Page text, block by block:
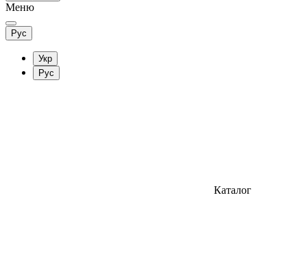
Меню
Рус
Укр
Рус
Каталог